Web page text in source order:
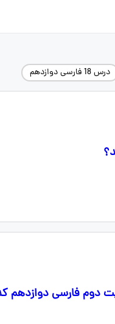
درس 18 فارسی دوازدهم
دوم فارسی دوازدهم